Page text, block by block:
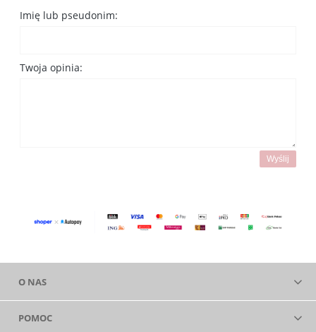
Imię lub pseudonim:
Twoja opinia:
Wyślij
O NAS
POMOC